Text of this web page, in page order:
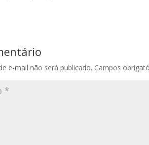
e-mail não será publicado. Campos